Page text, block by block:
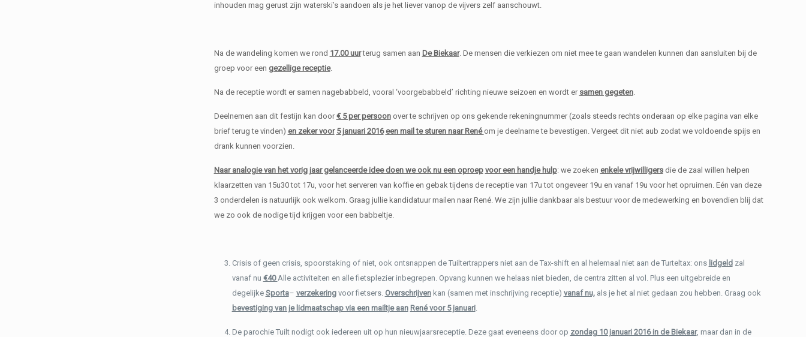
inhouden mag gerust zijn waterski’s aandoen als je het liever vanop de vijvers zelf aanschouwt.
Na de wandeling komen we rond 17.00 uurterug samen aan De Biekaar. De mensen die verkiezen om niet mee te gaan wandelen kunnen dan aansluiten bij de
groep voor een gezellige receptie.
Na de receptie wordt er samen nagebabbeld, vooral ‘voorgebabbeld’ richting nieuwe seizoen en wordt er samen gegeten.
Deelnemen aan dit festijn kan door€ 5 per persoonover te schrijven op ons gekende rekeningnummer (zoals steeds rechts onderaan op elke pagina van elke
brief terug te vinden) en zeker voor 5 januari 2016 een mail te sturen naar René om je deelname te bevestigen. Vergeet dit niet aub zodat we voldoende spijs en
drank kunnen voorzien.
Naar analogie van het vorig jaar gelanceerde idee doen we ook nu een oproep voor een handje hulp: we zoeken enkele vrijwilligersdie de zaal willen helpen
klaarzetten van 15u30 tot 17u, voor het serveren van koffie en gebak tijdens de receptie van 17u tot ongeveer 19u en vanaf 19u voor het opruimen. Eén van deze
3 onderdelen is natuurlijk ook welkom. Graag jullie kandidatuur mailen naar René. We zijn jullie dankbaar als bestuur voor de medewerking en bovendien blij dat
we zo ook de nodige tijd krijgen voor een babbeltje.
Crisis of geen crisis, spoorstaking of niet, ook ontsnappen de Tuiltertrappers niet aan de Tax-shift en al helemaal niet aan de Turteltax: ons lidgeldzal
vanaf nu €40Alle activiteiten en alle fietsplezier inbegrepen. Opvang kunnen we helaas niet bieden, de centra zitten al vol. Plus een uitgebreide en
degelijke Sporta– verzekeringvoor fietsers. Overschrijvenkan (samen met inschrijving receptie) vanaf nu,als je het al niet gedaan zou hebben. Graag ook
bevestiging van je lidmaatschap via een mailtje aan René voor 5 januari.
De parochie Tuilt nodigt ook iedereen uit op hun nieuwjaarsreceptie. Deze gaat eveneens door op zondag 10 januari 2016 in de Biekaar, maar dan in de